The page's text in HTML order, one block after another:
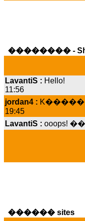
�������� -
11:56
jordan4 :
19:45
LavantiS :
���� ���;
veronica :E����
������ sites